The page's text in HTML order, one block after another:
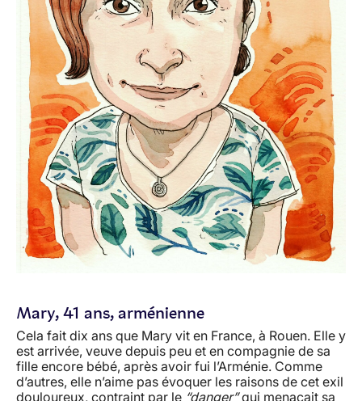
Mary, 41 ans, arménienne
Cela fait dix ans que Mary vit en France, à Rouen. Elle y
est arrivée, veuve depuis peu et en compagnie de sa
fille encore bébé, après avoir fui l’Arménie. Comme
d’autres, elle n’aime pas évoquer les raisons de cet exil
douloureux, contraint par le “danger”qui menaçait sa